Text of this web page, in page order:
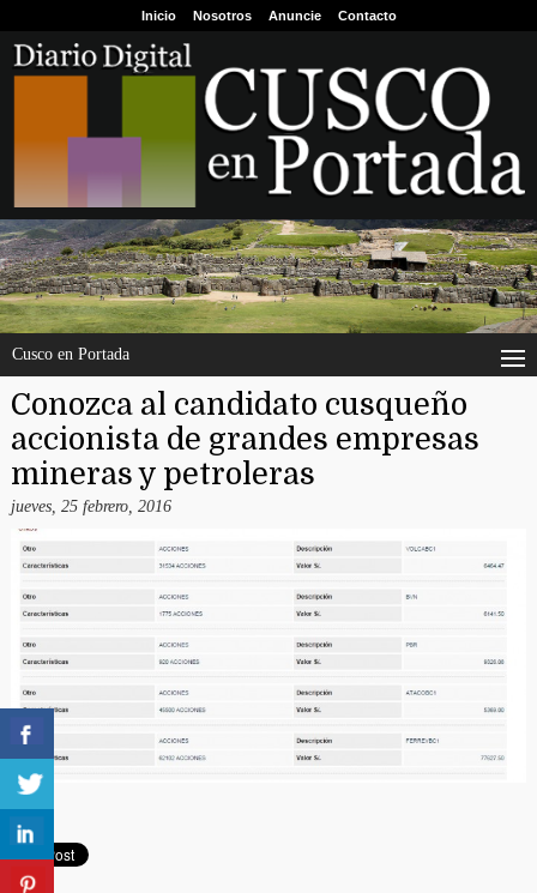
Inicio Nosotros Anuncie Contacto
Cusco en Portada
Conozca al candidato cusqueño
accionista de grandes empresas
mineras y petroleras
jueves, 25 febrero, 2016